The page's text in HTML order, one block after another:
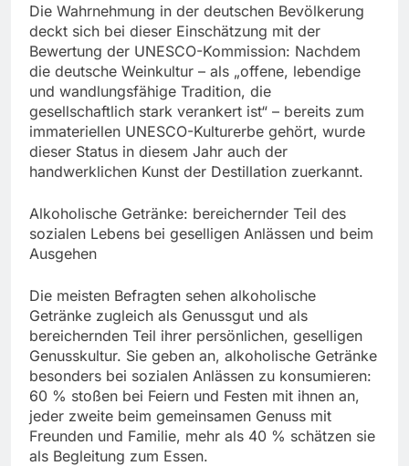
Die Wahrnehmung in der deutschen Bevölkerung
deckt sich bei dieser Einschätzung mit der
Bewertung der UNESCO-Kommission: Nachdem
die deutsche Weinkultur – als „offene, lebendige
und wandlungsfähige Tradition, die
gesellschaftlich stark verankert ist“ – bereits zum
immateriellen UNESCO-Kulturerbe gehört, wurde
dieser Status in diesem Jahr auch der
handwerklichen Kunst der Destillation zuerkannt.
Alkoholische Getränke: bereichernder Teil des
sozialen Lebens bei geselligen Anlässen und beim
Ausgehen
Die meisten Befragten sehen alkoholische
Getränke zugleich als Genussgut und als
bereichernden Teil ihrer persönlichen, geselligen
Genusskultur. Sie geben an, alkoholische Getränke
besonders bei sozialen Anlässen zu konsumieren:
60 % stoßen bei Feiern und Festen mit ihnen an,
jeder zweite beim gemeinsamen Genuss mit
Freunden und Familie, mehr als 40 % schätzen sie
als Begleitung zum Essen.